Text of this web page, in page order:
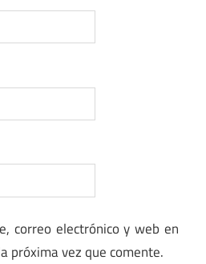
correo electrónico y web en
próxima vez que comente.